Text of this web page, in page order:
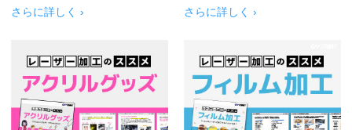
さらに詳しく ›
さらに詳しく ›